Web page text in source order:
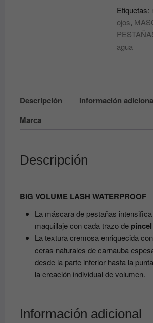
VOLUMEN
AL
Big
cantidad
Etiquetas:
ojos,
agua
Descripción
Información
Marca
Descripción
BIG VOLUME LASH WATERPROOF
La máscara de pestañas
maquillaje con cada trazo de
La textura cremosa enriquecida
ceras naturales de carnauba
desde la parte inferior hasta la
la creación individual de volumen.
Información adicional